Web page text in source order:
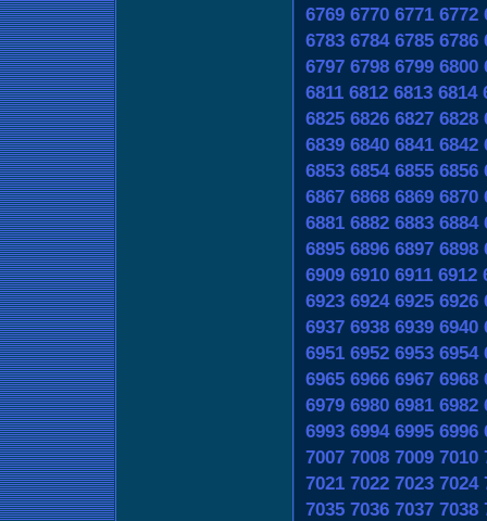
6769 6770 6771 6772
6783 6784 6785 6786
6797 6798 6799 6800
6811 6812 6813 6814
6825 6826 6827 6828
6839 6840 6841 6842
6853 6854 6855 6856
6867 6868 6869 6870
6881 6882 6883 6884
6895 6896 6897 6898
6909 6910 6911 6912
6923 6924 6925 6926
6937 6938 6939 6940
6951 6952 6953 6954
6965 6966 6967 6968
6979 6980 6981 6982
6993 6994 6995 6996
7007 7008 7009 7010
7021 7022 7023 7024
7035 7036 7037 7038